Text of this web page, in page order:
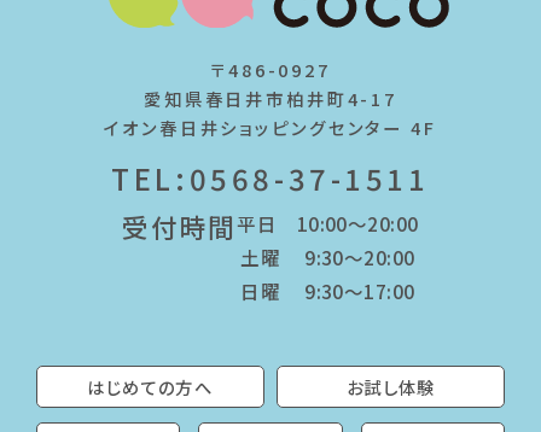
〒486-0927
愛知県春日井市柏井町4-17
イオン春日井ショッピングセンター 4F
TEL:0568-37-1511
受付時間平日 10:00～20:00
土曜 9:30～20:00
日曜 9:30～17:00
はじめての方へ お試し体験